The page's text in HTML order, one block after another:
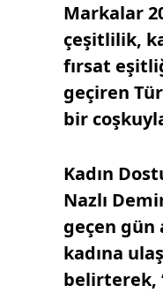
Markalar
çeşitlilik,
fırsat
geçiren
bir
Kadın
Nazlı
geçen gün
kadına
belirterek,